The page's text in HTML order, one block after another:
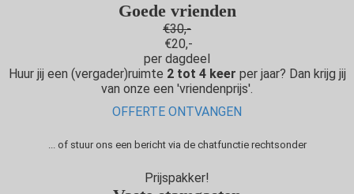
Goede vrienden
€30,-
€20,-
per dagdeel
Huur jij een (vergader)ruimte 2 tot 4 keer per jaar? Dan krijg jij
van onze een 'vriendenprijs'.
OFFERTE ONTVANGEN
... of stuur ons een bericht via de chatfunctie rechtsonder
Prijspakker!